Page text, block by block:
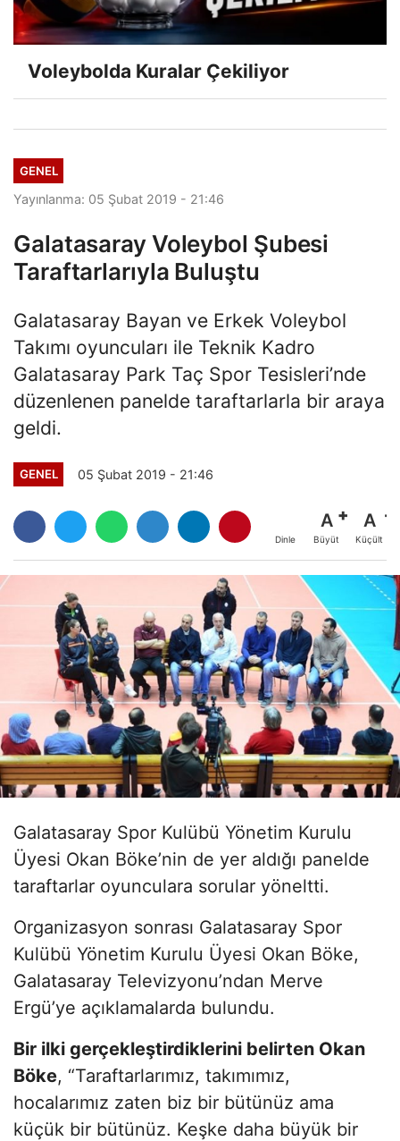
Voleybolda Kuralar Çekiliyor
GENEL
Yayınlanma: 05 Şubat 2019 - 21:46
Galatasaray Voleybol Şubesi
Taraftarlarıyla Buluştu
Galatasaray Bayan ve Erkek Voleybol
Takımı oyuncuları ile Teknik Kadro
Galatasaray Park Taç Spor Tesisleri’nde
düzenlenen panelde taraftarlarla bir araya
geldi.
GENEL 05 Şubat 2019 - 21:46
Dinle
A
Büyüt
A
Küçült
Galatasaray Spor Kulübü Yönetim Kurulu
Üyesi Okan Böke’nin de yer aldığı panelde
taraftarlar oyunculara sorular yöneltti.
Organizasyon sonrası Galatasaray Spor
Kulübü Yönetim Kurulu Üyesi Okan Böke,
Galatasaray Televizyonu’ndan Merve
Ergü’ye açıklamalarda bulundu.
Bir ilki gerçekleştirdiklerini belirten Okan
Böke, “Taraftarlarımız, takımımız,
hocalarımız zaten biz bir bütünüz ama
küçük bir bütünüz. Keşke daha büyük bir